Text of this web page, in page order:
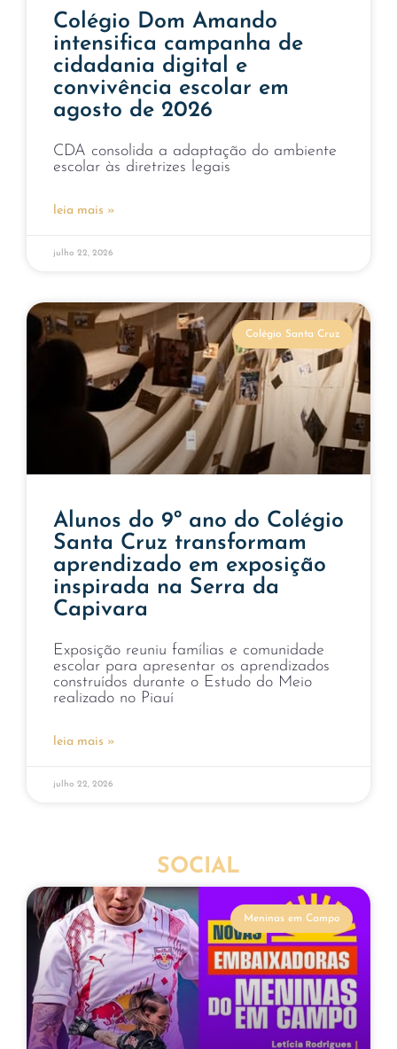
Colégio Dom Amando
intensifica campanha de
cidadania digital e
convivência escolar em
agosto de 2026
CDA consolida a adaptação do ambiente
escolar às diretrizes legais
leia mais »
julho 22, 2026
Colégio Santa Cruz
Alunos do 9º ano do Colégio
Santa Cruz transformam
aprendizado em exposição
inspirada na Serra da
Capivara
Exposição reuniu famílias e comunidade
escolar para apresentar os aprendizados
construídos durante o Estudo do Meio
realizado no Piauí
leia mais »
julho 22, 2026
SOCIAL
Meninas em Campo